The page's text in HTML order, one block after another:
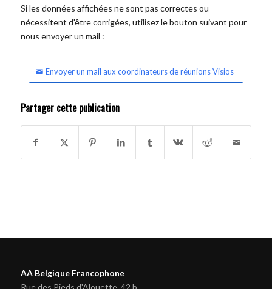
Si les données affichées ne sont pas correctes ou
nécessitent d'être corrigées, utilisez le bouton suivant pour
nous envoyer un mail :
Envoyer un mail aux coordinateurs de réunions Visios
Partager cette publication
AA Belgique Francophone
Rue des Pieds d'Alouette, 42 b